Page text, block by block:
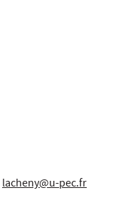
lacheny@u-pec.fr